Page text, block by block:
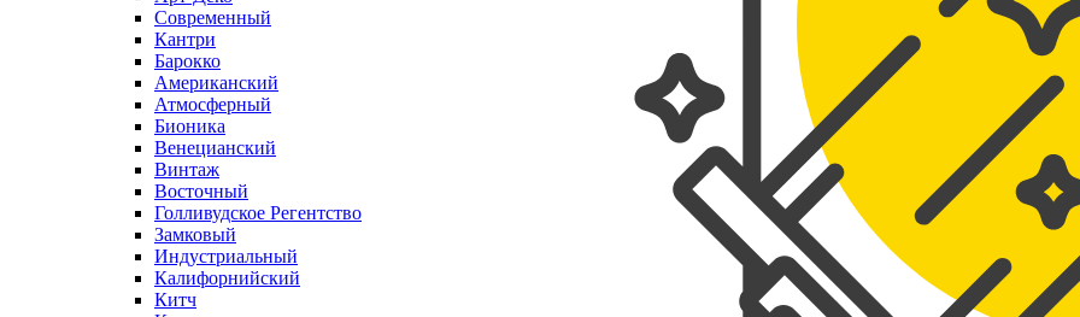
Современный
Кантри
Барокко
Американский
Атмосферный
Бионика
Венецианский
Винтаж
Восточный
Голливудское Регентство
Замковый
Индустриальный
Калифорнийский
Китч